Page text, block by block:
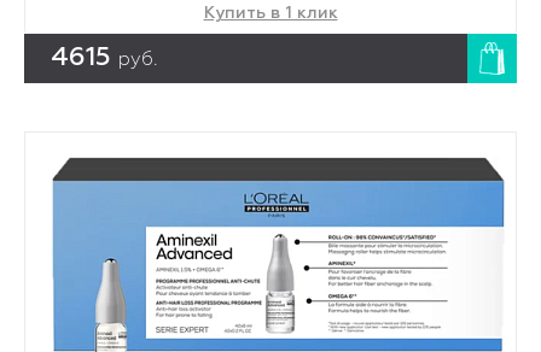
Купить в 1 клик
4615 руб.